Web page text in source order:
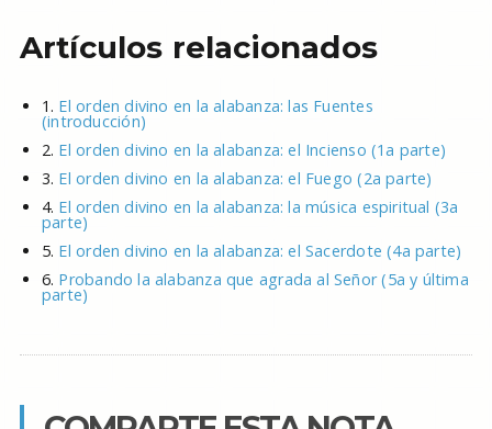
Artículos relacionados
1. El orden divino en la alabanza: las Fuentes
(introducción)
2. El orden divino en la alabanza: el Incienso (1a parte)
3. El orden divino en la alabanza: el Fuego (2a parte)
4. El orden divino en la alabanza: la música espiritual (3a
parte)
5. El orden divino en la alabanza: el Sacerdote (4a parte)
6. Probando la alabanza que agrada al Señor (5a y última
parte)